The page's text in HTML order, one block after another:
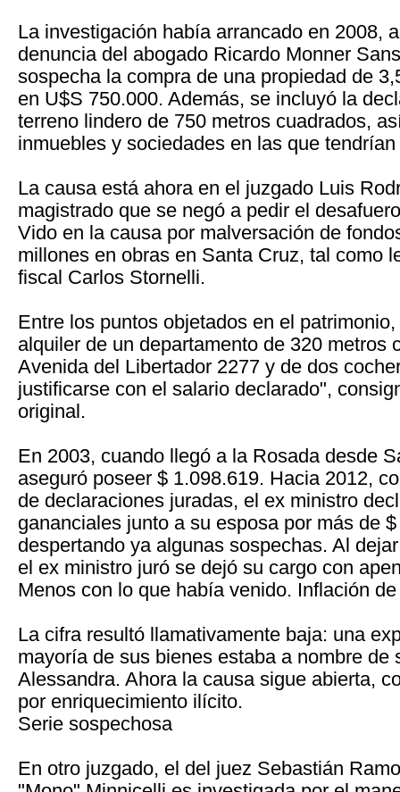
La investigación había arrancado en 2008,
denuncia del abogado Ricardo Monner
sospecha la compra de una propiedad de
en U$S 750.000. Además, se incluyó la
terreno lindero de 750 metros cuadrados,
inmuebles y sociedades en las que
La causa está ahora en el juzgado Luis
magistrado que se negó a pedir el
Vido en la causa por malversación de
millones en obras en Santa Cruz, tal como
fiscal Carlos Stornelli.
Entre los puntos objetados en el
alquiler de un departamento de 320 metros
Avenida del Libertador 2277 y de dos
justificarse con el salario declarado",
original.
En 2003, cuando llegó a la Rosada desde
aseguró poseer $ 1.098.619. Hacia 2012,
de declaraciones juradas, el ex ministro
gananciales junto a su esposa por más de
despertando ya algunas sospechas. Al
el ex ministro juró se dejó su cargo con
Menos con lo que había venido. Inflación
La cifra resultó llamativamente baja: una
mayoría de sus bienes estaba a nombre de
Alessandra. Ahora la causa sigue abierta,
por enriquecimiento ilícito.
​Serie sospechosa
En otro juzgado, el del juez Sebastián